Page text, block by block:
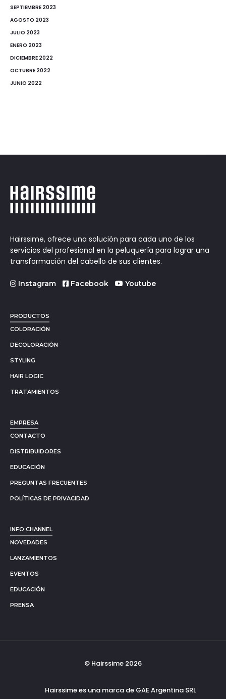
SEPTIEMBRE 2023
AGOSTO 2023
JULIO 2023
ENERO 2023
DICIEMBRE 2022
OCTUBRE 2022
JUNIO 2022
Hairssime, ofrece una solución para cada uno de los
servicios del profesional en la peluquería para lograr una
transformación del cabello de sus clientes.
Instagram Facebook Youtube
PRODUCTOS
COLORACIÓN
DECOLORACIÓN
STYLING
HAIR LOGIC
TRATAMIENTOS
EMPRESA
CONTACTO
DISTRIBUIDORES
EDUCACIÓN
PREGUNTAS FRECUENTES
POLÍTICAS DE PRIVACIDAD
INFO CHANNEL
NOVEDADES
LANZAMIENTOS
EVENTOS
EDUCACIÓN
PRENSA
© Hairssime 2026
Hairssime es una marca de GAE Argentina SRL